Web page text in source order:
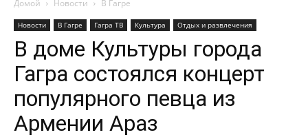
Гагрского
района
Домой Новости В Гагре
Новости В Гагре Гагра ТВ Культура Отдых и развлечения
В доме Культуры города
Гагра состоялся концерт
популярного певца из
Армении Араз